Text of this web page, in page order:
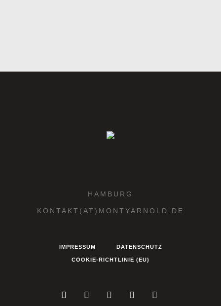
HAMBURG
KONTAKT(AT)MONTYARNOLD.DE
IMPRESSUM DATENSCHUTZ
COOKIE-RICHTLINIE (EU)